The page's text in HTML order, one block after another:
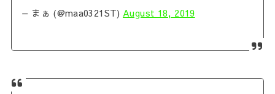
— まぁ (@maa0321ST)August 18, 2019